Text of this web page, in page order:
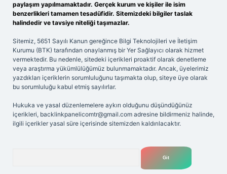
paylaşım yapılmamaktadır. Gerçek kurum ve kişiler ile isim
benzerlikleri tamamen tesadüfidir. Sitemizdeki bilgiler taslak
halindedir ve tavsiye niteliği taşımazlar.
Sitemiz, 5651 Sayılı Kanun gereğince Bilgi Teknolojileri ve İletişim
Kurumu (BTK) tarafından onaylanmış bir Yer Sağlayıcı olarak hizmet
vermektedir. Bu nedenle, sitedeki içerikleri proaktif olarak denetleme
veya araştırma yükümlülüğümüz bulunmamaktadır. Ancak, üyelerimiz
yazdıkları içeriklerin sorumluluğunu taşımakta olup, siteye üye olarak
bu sorumluluğu kabul etmiş sayılırlar.
Hukuka ve yasal düzenlemelere aykırı olduğunu düşündüğünüz
içerikleri, backlinkpanelicomtr@gmail.com adresine bildirmeniz halinde,
ilgili içerikler yasal süre içerisinde sitemizden kaldırılacaktır.